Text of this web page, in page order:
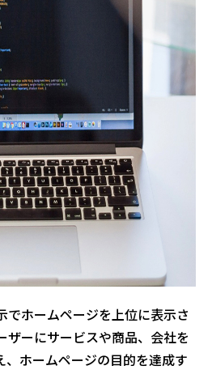
でホームページを上位に表示さ
ザーにサービスや商品、会社を
、ホームページの目的を達成す